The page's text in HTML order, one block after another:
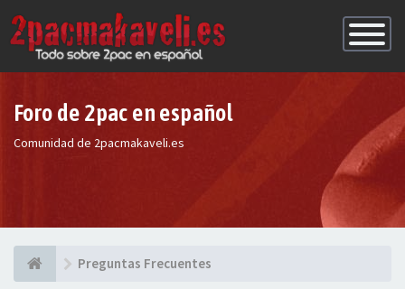
de
Foro de 2pac en español
Comunidad de 2pacmakaveli.es
Preguntas Frecuentes